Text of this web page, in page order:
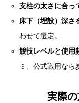
支柱の太さに合っ
床下（埋設）深さ
わせて選定。
競技レベルと使用
ミ、公式戦用なら
実際